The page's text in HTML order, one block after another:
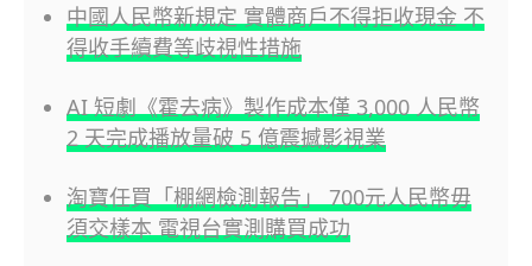
中國人民幣新規定 實體商戶不得拒收現金 不
得收手續費等歧視性措施
AI 短劇《霍去病》製作成本僅 3,000 人民幣
2 天完成播放量破 5 億震撼影視業
淘寶任買「棚網檢測報告」 700元人民幣毋
須交樣本 電視台實測購買成功